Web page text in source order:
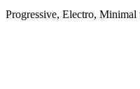
Progressive, Electro, Minimal